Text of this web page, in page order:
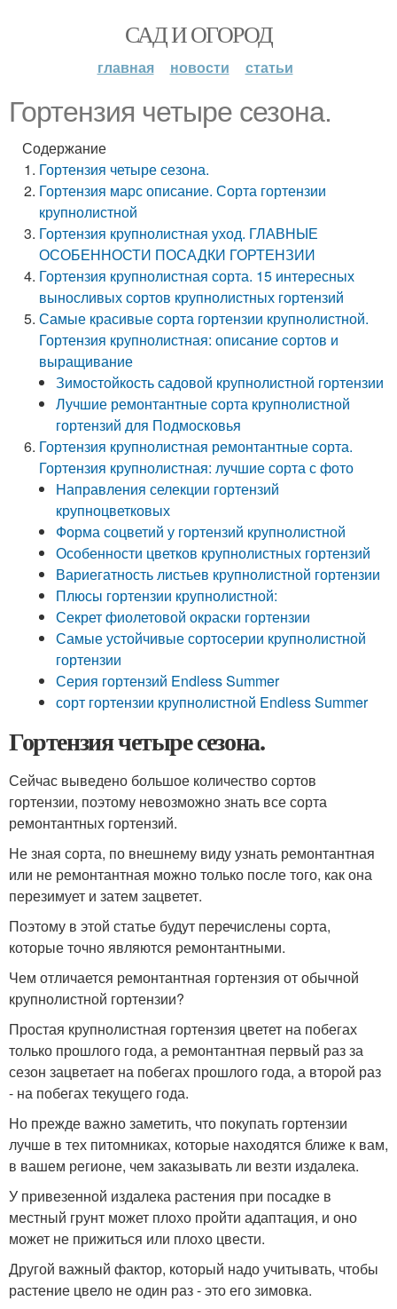
САД И ОГОРОД
главная новости статьи
Гортензия четыре сезона.
Содержание
Гортензия четыре сезона.
Гортензия марс описание. Сорта гортензии
крупнолистной
Гортензия крупнолистная уход. ГЛАВНЫЕ
ОСОБЕННОСТИ ПОСАДКИ ГОРТЕНЗИИ
Гортензия крупнолистная сорта. 15 интересных
выносливых сортов крупнолистных гортензий
Самые красивые сорта гортензии крупнолистной.
Гортензия крупнолистная: описание сортов и
выращивание
Зимостойкость садовой крупнолистной гортензии
Лучшие ремонтантные сорта крупнолистной
гортензий для Подмосковья
Гортензия крупнолистная ремонтантные сорта.
Гортензия крупнолистная: лучшие сорта с фото
Направления селекции гортензий
крупноцветковых
Форма соцветий у гортензий крупнолистной
Особенности цветков крупнолистных гортензий
Вариегатность листьев крупнолистной гортензии
Плюсы гортензии крупнолистной:
Секрет фиолетовой окраски гортензии
Самые устойчивые сортосерии крупнолистной
гортензии
Серия гортензий Endless Summer
сорт гортензии крупнолистной Endless Summer
Гортензия четыре сезона.
Сейчас выведено большое количество сортов
гортензии, поэтому невозможно знать все сорта
ремонтантных гортензий.
Не зная сорта, по внешнему виду узнать ремонтантная
или не ремонтантная можно только после того, как она
перезимует и затем зацветет.
Поэтому в этой статье будут перечислены сорта,
которые точно являются ремонтантными.
Чем отличается ремонтантная гортензия от обычной
крупнолистной гортензии?
Простая крупнолистная гортензия цветет на побегах
только прошлого года, а ремонтантная первый раз за
сезон зацветает на побегах прошлого года, а второй раз
- на побегах текущего года.
Но прежде важно заметить, что покупать гортензии
лучше в тех питомниках, которые находятся ближе к вам,
в вашем регионе, чем заказывать ли везти издалека.
У привезенной издалека растения при посадке в
местный грунт может плохо пройти адаптация, и оно
может не прижиться или плохо цвести.
Другой важный фактор, который надо учитывать, чтобы
растение цвело не один раз - это его зимовка.